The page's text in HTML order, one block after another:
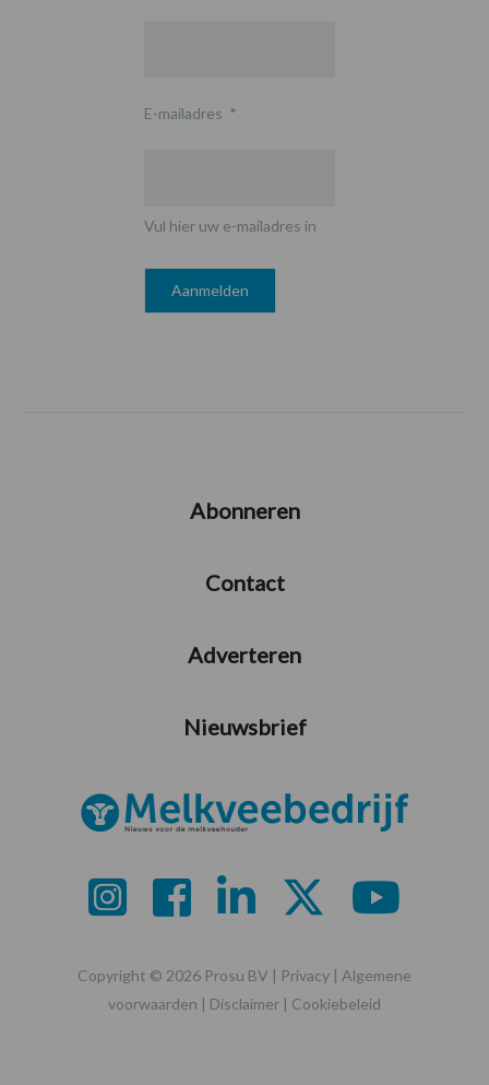
E-mailadres *
Vul hier uw e-mailadres in
Abonneren
Contact
Adverteren
Nieuwsbrief
Copyright © 2026 Prosu BV | Privacy | Algemene
voorwaarden | Disclaimer | Cookiebeleid